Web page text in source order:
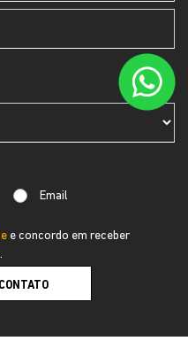
Email
e concordo em receber